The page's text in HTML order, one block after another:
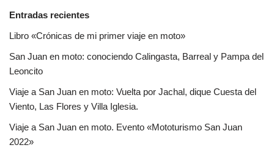
Entradas recientes
Libro «Crónicas de mi primer viaje en moto»
San Juan en moto: conociendo Calingasta, Barreal y Pampa del
Leoncito
Viaje a San Juan en moto: Vuelta por Jachal, dique Cuesta del
Viento, Las Flores y Villa Iglesia.
Viaje a San Juan en moto. Evento «Mototurismo San Juan
2022»